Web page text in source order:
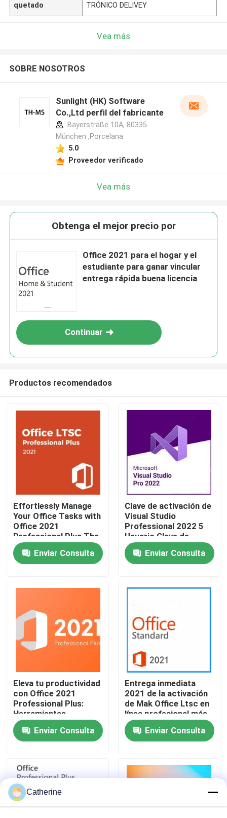
En casa
Productos
Los vídeos
Sobre nosotros
Control de calidad
Contacta con nosotros
Noticias
Compra de la llave de Office 2024
quetado
TRÓNICO DELIVEY
Vea más
SOBRE NOSOTROS
Sunlight (HK) Software
Co.,Ltd perfil del fabricante
Bayerstraße 10A, 80335
München ,Porcelana
5.0
Proveedor verificado
Vea más
Obtenga el mejor precio por
Office 2021 para el hogar y el
estudiante para ganar vincular
entrega rápida buena licencia
Continuar
Productos recomendados
Effortlessly Manage
Your Office Tasks with
Office 2021
Professional Plus The
Essential Software
PackageEnviar Consulta
Clave de activación de
Visual Studio
Professional 2022 5
Usuario Clave de
licencia de por vida
Enviar Consulta
Eleva tu productividad
con Office 2021
Professional Plus:
Herramientas
mejoradas para 5
dispositivos
Enviar Consulta
Entrega inmediata
2021 de la activación
de Mak Office Ltsc en
línea profesional más
llave
Enviar Consulta
Catherine